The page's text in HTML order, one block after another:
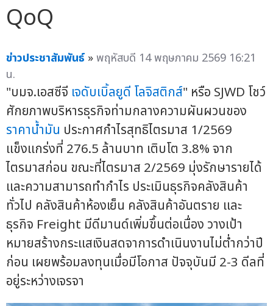
QoQ
ข่าวประชาสัมพันธ์ »พฤหัสบดี 14 พฤษภาคม 2569 16:21
น.
"บมจ.เอสซีจี เจดับเบิ้ลยูดี โลจิสติกส์" หรือ SJWD โชว์
ศักยภาพบริหารธุรกิจท่ามกลางความผันผวนของ
ราคาน้ำมัน ประกาศกำไรสุทธิไตรมาส 1/2569
แข็งแกร่งที่ 276.5 ล้านบาท เติบโต 3.8% จาก
ไตรมาสก่อน ขณะที่ไตรมาส 2/2569 มุ่งรักษารายได้
และความสามารถทำกำไร ประเมินธุรกิจคลังสินค้า
ทั่วไป คลังสินค้าห้องเย็น คลังสินค้าอันตราย และ
ธุรกิจ Freight มีดีมานด์เพิ่มขึ้นต่อเนื่อง วางเป้า
หมายสร้างกระแสเงินสดจาการดำเนินงานไม่ต่ำกว่าปี
ก่อน เผยพร้อมลงทุนเมื่อมีโอกาส ปัจจุบันมี 2-3 ดีลที่
อยู่ระหว่างเจรจา